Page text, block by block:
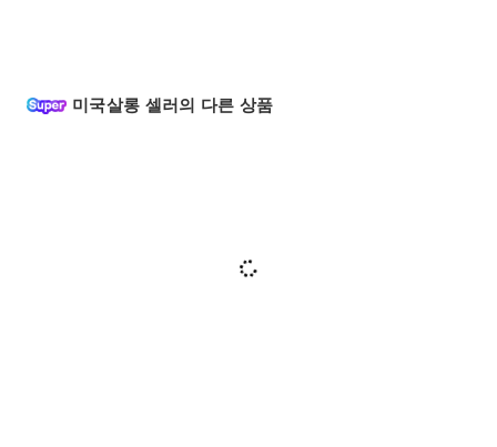
미국살롱 셀러의 다른 상품